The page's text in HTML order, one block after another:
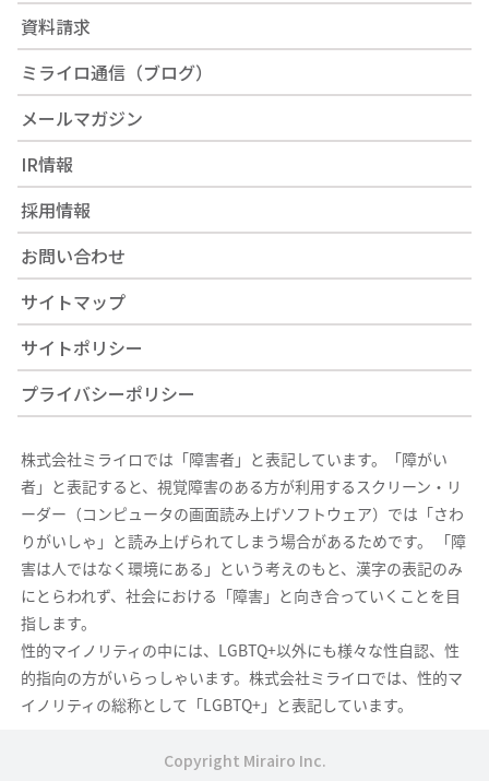
資料請求
ミライロ通信（ブログ）
メールマガジン
IR情報
採用情報
お問い合わせ
サイトマップ
サイトポリシー
プライバシーポリシー
株式会社ミライロでは「障害者」と表記しています。「障がい
者」と表記すると、視覚障害のある方が利用するスクリーン・リ
ーダー（コンピュータの画面読み上げソフトウェア）では「さわ
りがいしゃ」と読み上げられてしまう場合があるためです。 「障
害は人ではなく環境にある」という考えのもと、漢字の表記のみ
にとらわれず、社会における「障害」と向き合っていくことを目
指します。
性的マイノリティの中には、LGBTQ+以外にも様々な性自認、性
的指向の方がいらっしゃいます。株式会社ミライロでは、性的マ
イノリティの総称として「LGBTQ+」と表記しています。
Copyright Mirairo Inc.